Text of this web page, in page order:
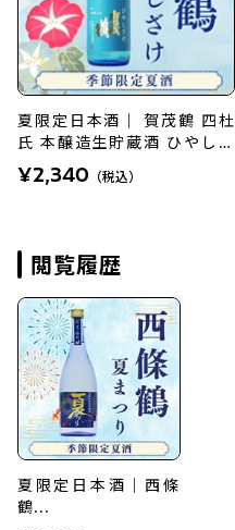
夏限定日本酒｜ 賀茂鶴 四杜
氏 本醸造生貯蔵酒 ひやしざ
け720ml
¥2,340 （税込）
閲覧履歴
夏限定日本酒｜西條
鶴...